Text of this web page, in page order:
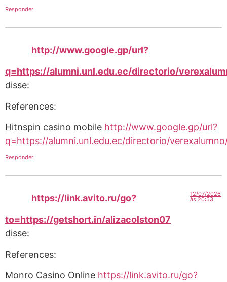
Responder
http://www.google.gp/url?
q=https://alumni.unl.edu.ec/directorio/
disse:
References:
Hitnspin casino mobile http://www.google.gp/url?
q=https://alumni.unl.edu.ec/directorio/
Responder
https://link.avito.ru/go?
to=https://getshort.in/alizacolston07
disse:
12/07/2026
às 20:53
References:
Monro Casino Online https://link.avito.ru/go?